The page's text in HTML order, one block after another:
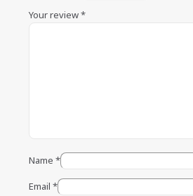
Your review*
Name *
Email *